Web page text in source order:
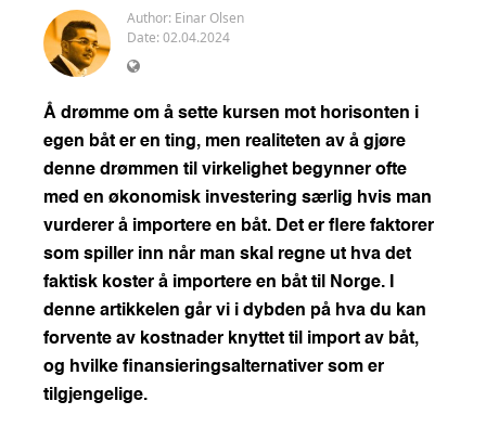
Author: Einar Olsen
Date: 02.04.2024
Å drømme om å sette kursen mot horisonten i
egen båt er en ting, men realiteten av å gjøre
denne drømmen til virkelighet begynner ofte
med en økonomisk investering særlig hvis man
vurderer å importere en båt. Det er flere faktorer
som spiller inn når man skal regne ut hva det
faktisk koster å importere en båt til Norge. I
denne artikkelen går vi i dybden på hva du kan
forvente av kostnader knyttet til import av båt,
og hvilke finansieringsalternativer som er
tilgjengelige.